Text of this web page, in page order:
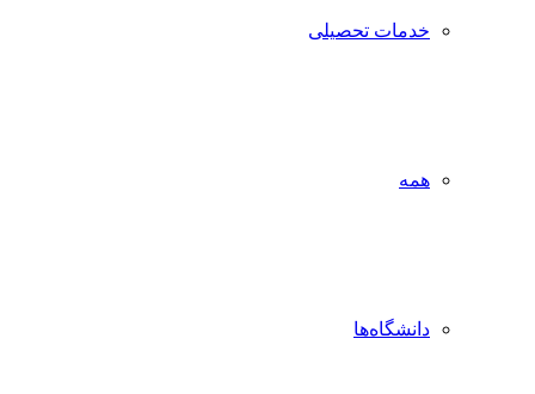
خدمات تحصیلی
همه
دانشگاه‌ها